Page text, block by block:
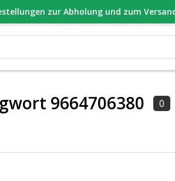
VANDAAG VERZONDEN
9664706380 0
zur Abholung und zum